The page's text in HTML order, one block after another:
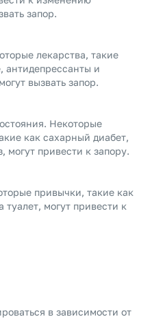
запор.
лекарства, такие
антидепрессанты и
вызвать запор.
Некоторые
как сахарный диабет,
могут привести к запору.
привычки, такие как
могут привести к
в зависимости от